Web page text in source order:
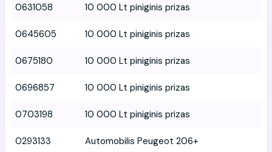
0631058 10 000 Lt piniginis prizas
0645605 10 000 Lt piniginis prizas
0675180 10 000 Lt piniginis prizas
0696857 10 000 Lt piniginis prizas
0703198 10 000 Lt piniginis prizas
0293133 Automobilis Peugeot 206+